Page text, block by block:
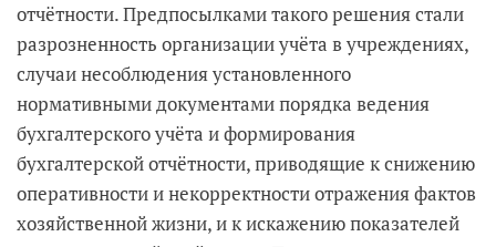
отчётности. Предпосылками такого решения стали
разрозненность организации учёта в учреждениях,
случаи несоблюдения установленного
нормативными документами порядка ведения
бухгалтерского учёта и формирования
бухгалтерской отчётности, приводящие к снижению
оперативности и некорректности отражения фактов
хозяйственной жизни, и к искажению показателей